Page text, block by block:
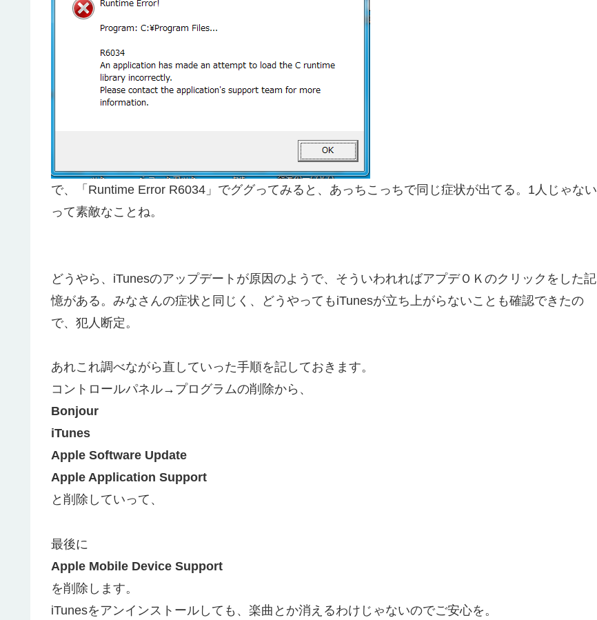
で、「Runtime Error R6034」でググってみると、あっちこっちで同じ症状が出てる。1人じゃない
って素敵なことね。
どうやら、iTunesのアップデートが原因のようで、そういわれればアプデＯＫのクリックをした記
憶がある。みなさんの症状と同じく、どうやってもiTunesが立ち上がらないことも確認できたの
で、犯人断定。
あれこれ調べながら直していった手順を記しておきます。
コントロールパネル→プログラムの削除から、
Bonjour
iTunes
Apple Software Update
Apple Application Support
と削除していって、
最後に
Apple Mobile Device Support
を削除します。
iTunesをアンインストールしても、楽曲とか消えるわけじゃないのでご安心を。